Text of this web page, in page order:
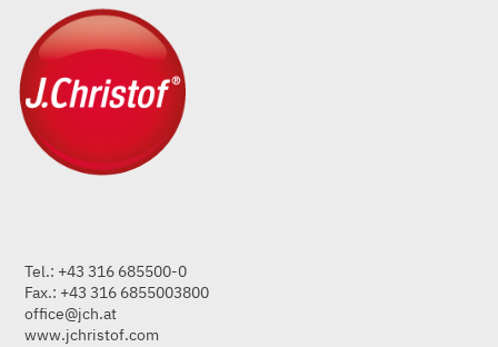
Tel.: +43 316 685500-0
Fax.: +43 316 6855003800
office@jch.at
www.jchristof.com